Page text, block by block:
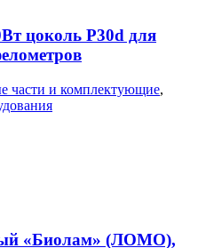
цоколь P30d для
части и комплектующие,
«Биолам» (ЛОМО),